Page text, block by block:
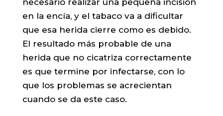
necesario realizar una pequeña incisión
en la encía, y el tabaco va a dificultar
que esa herida cierre como es debido.
El resultado más probable de una
herida que no cicatriza correctamente
es que termine por infectarse, con lo
que los problemas se acrecientan
cuando se da este caso.